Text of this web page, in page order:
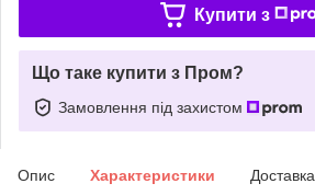
Купити з
Що таке купити з Пром?
Замовлення під захистом
Опис Характеристики Доставка